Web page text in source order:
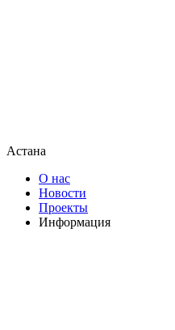
Астана
О нас
Новости
Проекты
Информация